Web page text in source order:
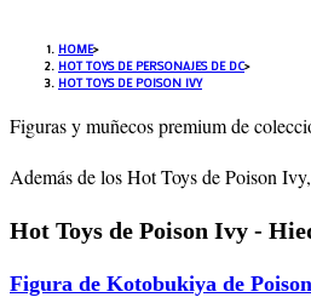
HOME>
HOT TOYS DE PERSONAJES DE DC>
HOT TOYS DE POISON IVY
Figuras y muñecos premium de
Además de los Hot Toys de Poison
Hot Toys de Poison Ivy -
Figura de Kotobukiya de